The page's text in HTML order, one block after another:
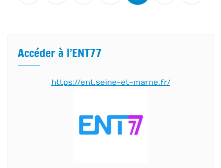
Accéder à l’ENT77
https://ent.seine-et-marne.fr/